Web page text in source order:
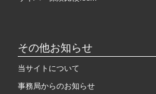
その他お知らせ
当サイトについて
事務局からのお知らせ